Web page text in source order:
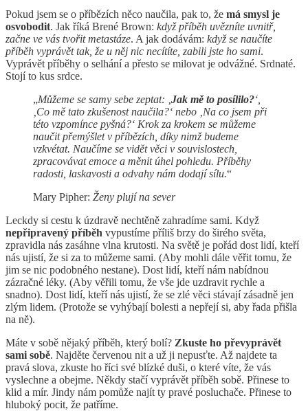
Pokud jsem se o příbězích něco naučila, pak to, že má smysl je
osvobodit. Jak říká Brené Brown: když příběh uvězníte uvnitř,
začne ve vás tvořit metastáze. A jak dodávám: když se naučíte
příběh vyprávět tak, že u něj nic necítíte, zabili jste ho sami.
Vyprávět příběhy o selhání a přesto se milovat je odvážné. Srdnaté.
Stojí to kus srdce.
„Můžeme se samy sebe zeptat: ‚ Jak mě to posílilo?‘,
‚Co mě tato zkušenost naučila?‘ nebo ‚Na co jsem při
této vzpomínce pyšná?‘ Krok za krokem se můžeme
naučit přemýšlet v příbězích, díky nimž budeme
vzkvétat. Naučíme se vidět věci v souvislostech,
zpracovávat emoce a měnit úhel pohledu. Příběhy
radosti, laskavosti a odvahy nám dodají sílu.“
Mary Pipher: Ženy plují na sever
Leckdy si cestu k úzdravě nechtěně zahradíme sami. Když
nepřipravený příběh vypustíme příliš brzy do širého světa,
zpravidla nás zasáhne vlna krutosti. Na světě je pořád dost lidí, kteří
nás ujistí, že si za to můžeme sami. (Aby mohli dále věřit tomu, že
jim se nic podobného nestane). Dost lidí, kteří nám nabídnou
zázračné léky. (Aby věřili tomu, že vše jde uzdravit rychle a
snadno). Dost lidí, kteří nás ujistí, že se zlé věci stávají zásadně jen
zlým lidem. (Protože se vyhýbají bolesti a nepřejí si, aby řada přišla
na ně).
Máte v sobě nějaký příběh, který bolí? Zkuste ho převyprávět
sami sobě. Najděte červenou nit a už ji nepusťte. Až najdete ta
pravá slova, zkuste ho říci své blízké duši, o které víte, že vás
vyslechne a obejme. Někdy stačí vyprávět příběh sobě. Přinese to
klid a mír. Jindy nám pomůže najít ty pravé posluchače. Přinese to
hluboký pocit, že patříme.